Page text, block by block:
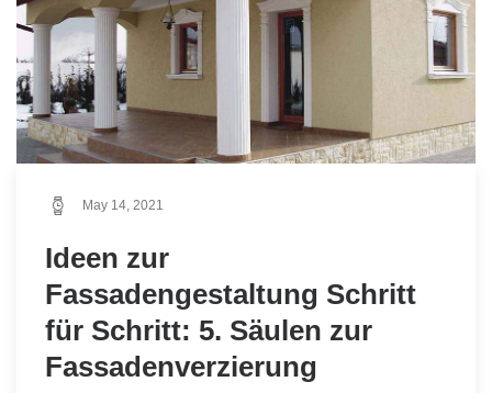
May 14, 2021
Ideen zur
Fassadengestaltung Schritt
für Schritt: 5. Säulen zur
Fassadenverzierung